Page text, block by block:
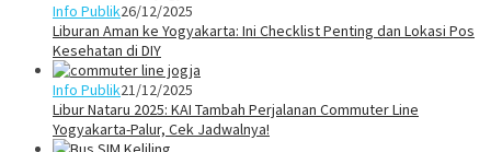
Info Publik26/12/2025
Liburan Aman ke Yogyakarta: Ini Checklist Penting dan Lokasi Pos
Kesehatan di DIY
Info Publik21/12/2025
Libur Nataru 2025: KAI Tambah Perjalanan Commuter Line
Yogyakarta-Palur, Cek Jadwalnya!